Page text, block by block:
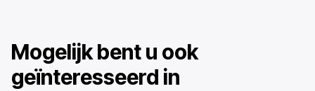
Mogelijk bent u ook
geïnteresseerd in